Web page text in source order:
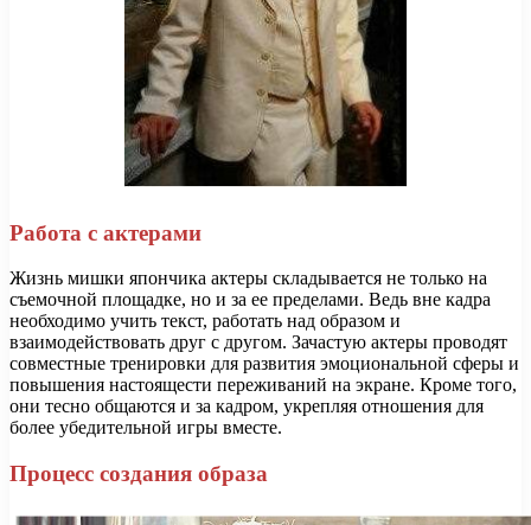
Работа с актерами
Жизнь мишки япончика актеры складывается не только на
съемочной площадке, но и за ее пределами. Ведь вне кадра
необходимо учить текст, работать над образом и
взаимодействовать друг с другом. Зачастую актеры проводят
совместные тренировки для развития эмоциональной сферы и
повышения настоящести переживаний на экране. Кроме того,
они тесно общаются и за кадром, укрепляя отношения для
более убедительной игры вместе.
Процесс создания образа